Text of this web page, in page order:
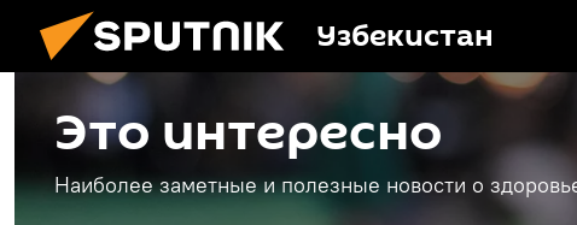
Узбекистан
Это интересно
Наиболее заметные и полезные новости о